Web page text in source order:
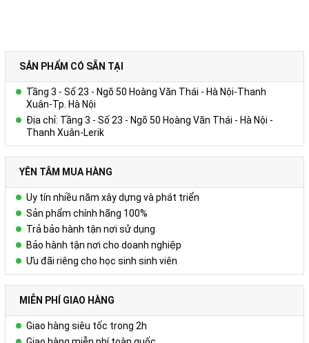
SẢN PHẨM CÓ SẴN TẠI
Tầng 3 - Số 23 - Ngõ 50 Hoàng Văn Thái - Hà Nội-Thanh
Xuân-Tp. Hà Nội
Địa chỉ: Tầng 3 - Số 23 - Ngõ 50 Hoàng Văn Thái - Hà Nội -
Thanh Xuân-Lerik
YÊN TÂM MUA HÀNG
Uy tín nhiều năm xây dựng và phát triển
Sản phẩm chính hãng 100%
Trả bảo hành tận nơi sử dụng
Bảo hành tận nơi cho doanh nghiệp
Ưu đãi riêng cho học sinh sinh viên
MIỄN PHÍ GIAO HÀNG
Giao hàng siêu tốc trong 2h